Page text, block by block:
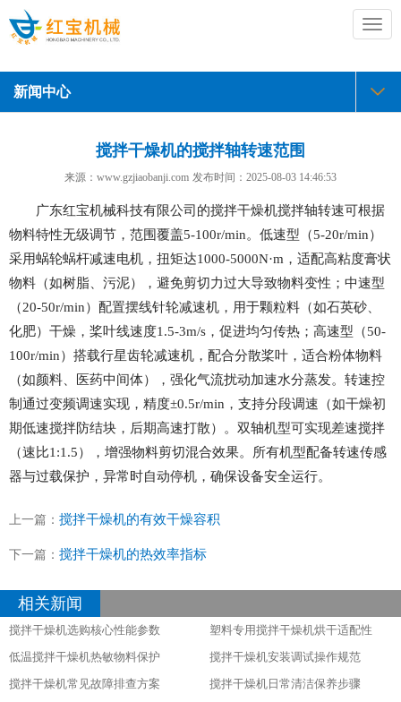
切
换
航
新闻中心
搅拌干燥机的搅拌轴转速范围
来源：www.gzjiaobanji.com 发布时间： 2025-08-03 14:46:53
广东红宝机械科技有限公司的搅拌干燥机搅拌轴转速可根据
物料特性无级调节，范围覆盖5-100r/min。低速型（5-20r/min）
采用蜗轮蜗杆减速电机，扭矩达1000-5000N·m，适配高粘度膏状
物料（如树脂、污泥），避免剪切力过大导致物料变性；中速型
（20-50r/min）配置摆线针轮减速机，用于颗粒料（如石英砂、
化肥）干燥，桨叶线速度1.5-3m/s，促进均匀传热；高速型（50-
100r/min）搭载行星齿轮减速机，配合分散桨叶，适合粉体物料
（如颜料、医药中间体），强化气流扰动加速水分蒸发。转速控
制通过变频调速实现，精度±0.5r/min，支持分段调速（如干燥初
期低速搅拌防结块，后期高速打散）。双轴机型可实现差速搅拌
（速比1:1.5），增强物料剪切混合效果。所有机型配备转速传感
器与过载保护，异常时自动停机，确保设备安全运行。
上一篇： 搅拌干燥机的有效干燥容积
下一篇： 搅拌干燥机的热效率指标
相关新闻
搅拌干燥机选购核心性能参数
塑料专用搅拌干燥机烘干适配性
低温搅拌干燥机热敏物料保护
搅拌干燥机安装调试操作规范
搅拌干燥机常见故障排查方案
搅拌干燥机日常清洁保养步骤